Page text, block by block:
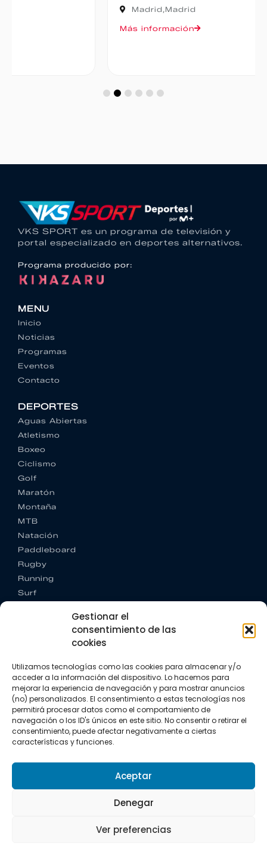
Gestionar el
consentimiento de las
cookies
Utilizamos tecnologías como las cookies para almacenar y/o
acceder a la información del dispositivo. Lo hacemos para
mejorar la experiencia de navegación y para mostrar anuncios
(no) personalizados. El consentimiento a estas tecnologías nos
permitirá procesar datos como el comportamiento de
navegación o los ID's únicos en este sitio. No consentir o retirar el
consentimiento, puede afectar negativamente a ciertas
características y funciones.
Aceptar
Denegar
Ver preferencias
VKS SPORT es un programa de televisión y
portal especializado en deportes alternativos.
Programa producido por:
MENU
Inicio
Noticias
Programas
Eventos
Contacto
DEPORTES
Aguas Abiertas
Atletismo
Boxeo
Ciclismo
Golf
Maratón
Montaña
MTB
Natación
Paddleboard
Rugby
Running
Surf
CONTACTO
+34 662 342 177
info@vkssport.com
SÍGUENOS
Política de privacidad
Política de cookies
Todos los derechos resevados.